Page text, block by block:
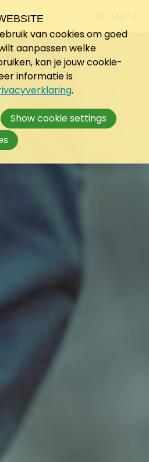
to
van cookies om goed
aanpassen welke
kan je jouw cookie-
informatie is
.
Show cookie settings